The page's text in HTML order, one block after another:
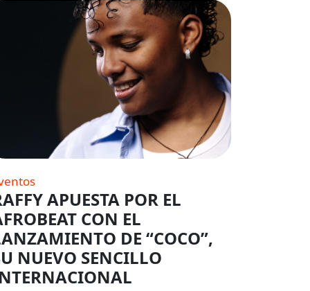
APUESTA POR EL
CON EL
DE “COCO”,
NUEVO SENCILLO